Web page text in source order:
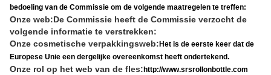
bedoeling van de Commissie om de volgende maatregelen te treffen:
Onze web:De Commissie heeft de Commissie verzocht de
volgende informatie te verstrekken:
Onze cosmetische verpakkingsweb: Het is de eerste keer dat de
Europese Unie een dergelijke overeenkomst heeft ondertekend.
Onze rol op het web van de fles: http://www.srsrollonbottle.com